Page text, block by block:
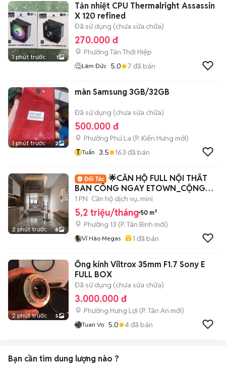
1 phút trước 1
Tản nhiệt CPU Thermalright Assassin
X 120 refined
Đã sử dụng (chưa sửa chữa)
270.000 đ
Phường Tân Thới Hiệp
Lâm Đức 5.0 7 đã bán
1 phút trước 2
màn Samsung 3GB/32GB
Đã sử dụng (chưa sửa chữa)
500.000 đ
Phường Phú La (P. Kiến Hưng mới)
T Tuấn 3.5 163 đã bán
2 phút trước 8
🌟CĂN HỘ FULL NỘI THẤT
BAN CÔNG NGAY ETOWN_CỘNG
HOÀ
1 PN Căn hộ dịch vụ, mini
5,2 triệu/tháng 50 m²
Phường 13 (P. Tân Bình mới)
Vĩ Hào Megas 1 đã bán
2 phút trước 5
Ống kính Viltrox 35mm F1.7 Sony E
FULL BOX
Đã sử dụng (chưa sửa chữa)
3.000.000 đ
Phường Hưng Lợi (P. Tân An mới)
Tuan Vo 5.0 4đã bán
Bạn cần tìm dung lượng nào ?